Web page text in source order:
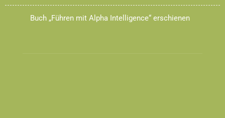
Buch „Führen mit Alpha Intelligence“ erschienen